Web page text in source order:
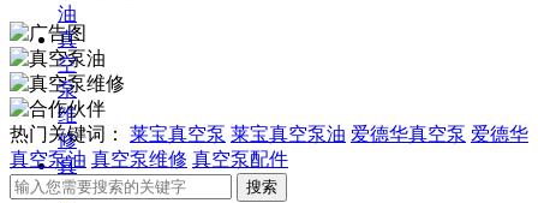
油
真
空
泵
维
修
真
空
热门关键词： 莱宝真空泵 莱宝真空泵油 爱德华真空泵 爱德华
真空泵油 真空泵维修 真空泵配件